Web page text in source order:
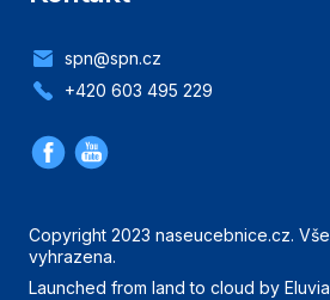
spn@spn.cz
+420 603 495 229
Copyright 2023 naseucebnice.cz.
vyhrazena.
Launched from land to cloud by